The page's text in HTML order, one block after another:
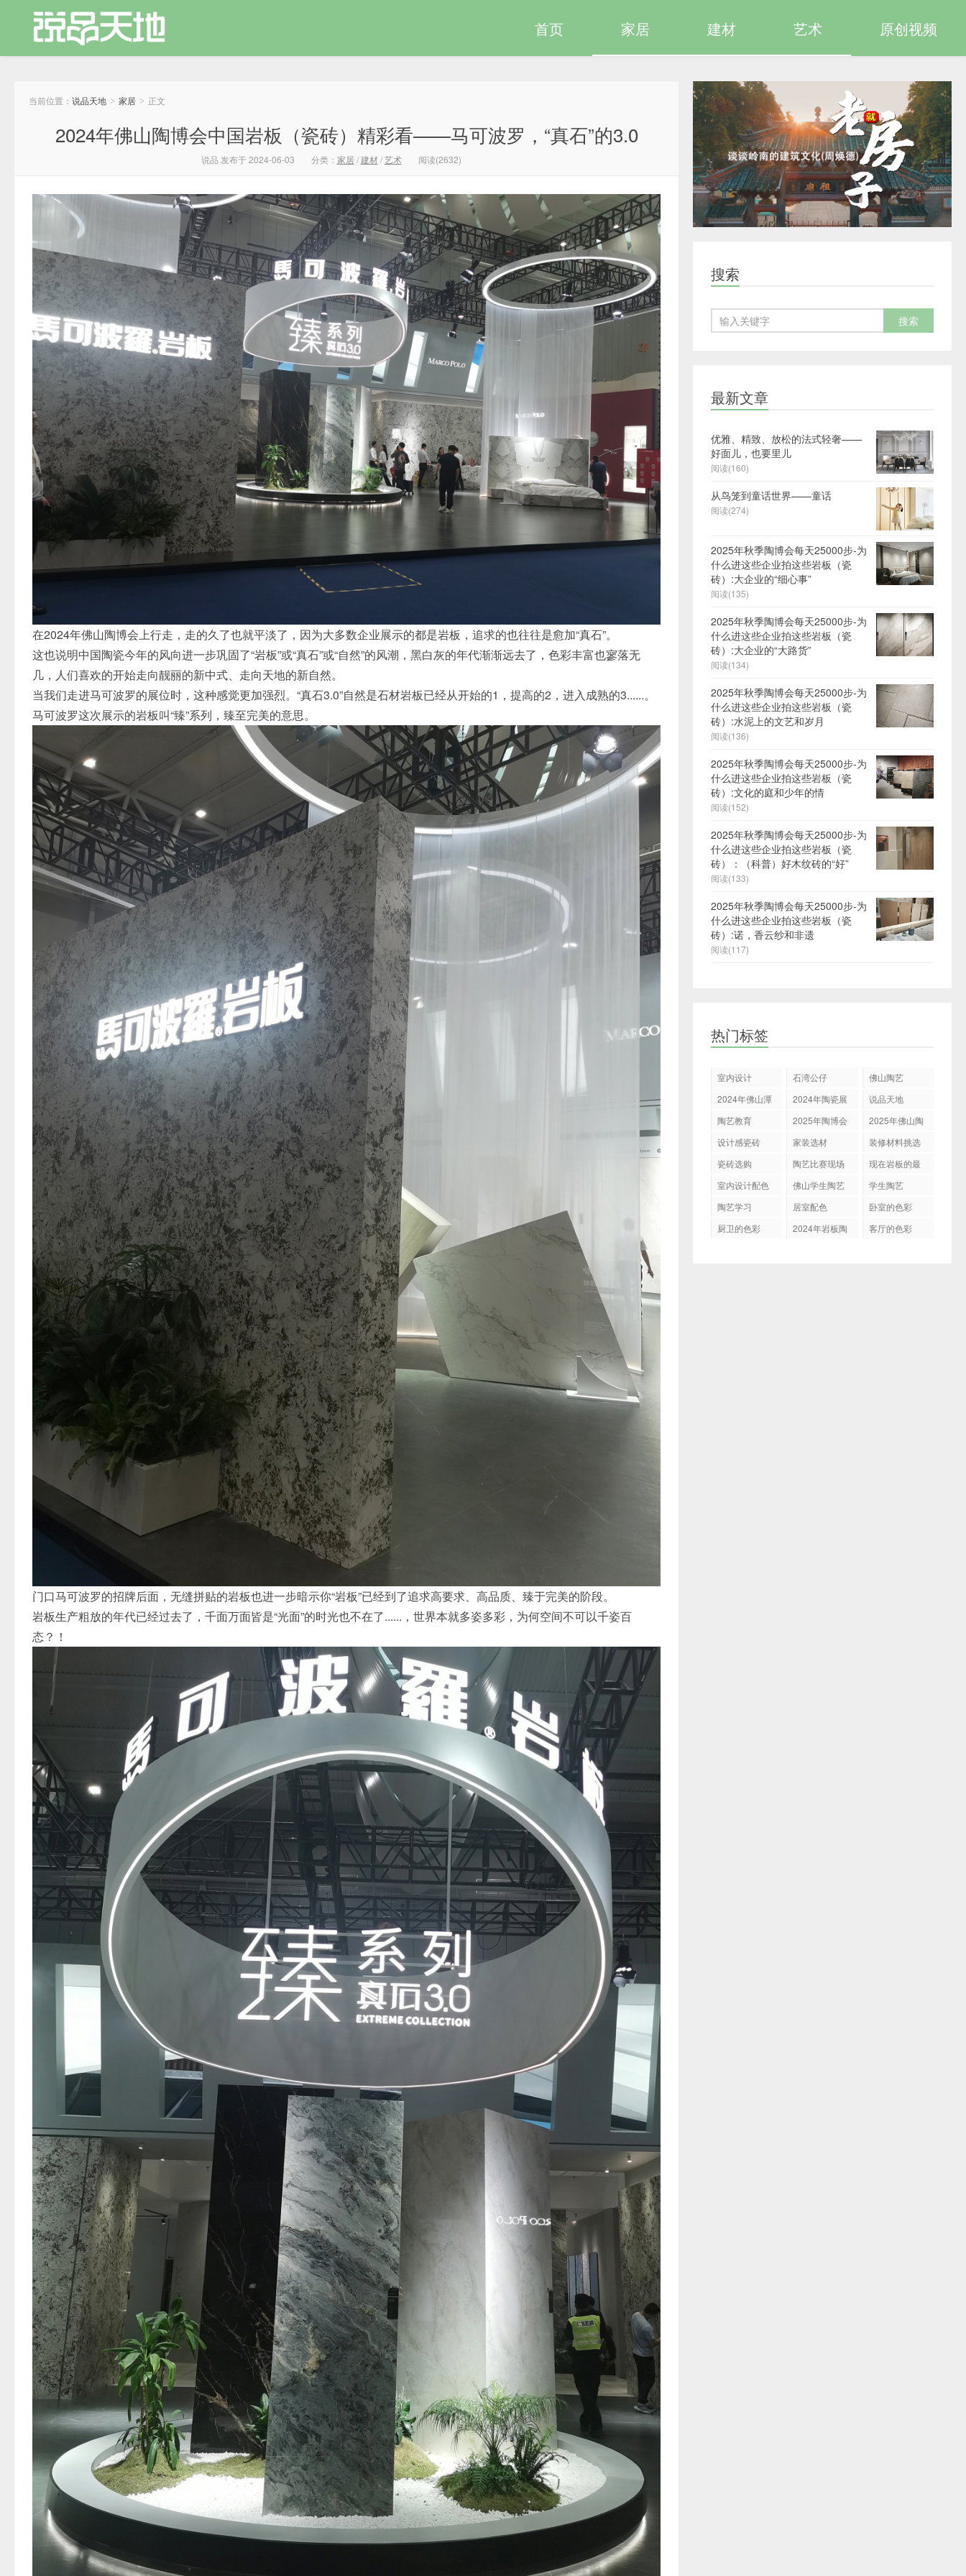
首页 家居 建材 艺术 原创视频
当前位置： 说品天地 > 家居 > 正文
2024年佛山陶博会中国岩板（瓷砖）精彩看——马可波罗，“真石”的3.0
说品 发布于 2024-06-03 分类： 家居/建材/艺术 阅读(2632)
在2024年佛山陶博会上行走，走的久了也就平淡了，因为大多数企业展示的都是岩板，追求的也往往是愈加“真石”。
这也说明中国陶瓷今年的风向进一步巩固了“岩板”或“真石”或“自然”的风潮，黑白灰的年代渐渐远去了，色彩丰富也寥落无
几，人们喜欢的开始走向靓丽的新中式、走向天地的新自然。
当我们走进马可波罗的展位时，这种感觉更加强烈。“真石3.0”自然是石材岩板已经从开始的1，提高的2，进入成熟的3......。
马可波罗这次展示的岩板叫“臻”系列，臻至完美的意思。
门口马可波罗的招牌后面，无缝拼贴的岩板也进一步暗示你“岩板”已经到了追求高要求、高品质、臻于完美的阶段。
岩板生产粗放的年代已经过去了，千面万面皆是“光面”的时光也不在了......，世界本就多姿多彩，为何空间不可以千姿百
态？！
搜索
最新文章
优雅、精致、放松的法式轻奢——
好面儿，也要里儿
阅读(160)
从鸟笼到童话世界——童话
阅读(274)
2025年秋季陶博会每天25000步-为
什么进这些企业拍这些岩板（瓷
砖）:大企业的“细心事”
阅读(135)
2025年秋季陶博会每天25000步-为
什么进这些企业拍这些岩板（瓷
砖）:大企业的“大路货”
阅读(134)
2025年秋季陶博会每天25000步-为
什么进这些企业拍这些岩板（瓷
砖）:水泥上的文艺和岁月
阅读(136)
2025年秋季陶博会每天25000步-为
什么进这些企业拍这些岩板（瓷
砖）:文化的庭和少年的情
阅读(152)
2025年秋季陶博会每天25000步-为
什么进这些企业拍这些岩板（瓷
砖）：（科普）好木纹砖的“好”
阅读(133)
2025年秋季陶博会每天25000步-为
什么进这些企业拍这些岩板（瓷
砖）:诺，香云纱和非遗
阅读(117)
热门标签
室内设计 石湾公仔
佛山陶艺
2024年佛山潭
2024年陶瓷展
说品天地
陶艺教育
2025年陶博会
2025年佛山陶
设计感瓷砖 家装选材
装修材料挑选
瓷砖选购
陶艺比赛现场
现在岩板的最
室内设计配色
佛山学生陶艺
学生陶艺
陶艺学习
居室配色
卧室的色彩
厨卫的色彩
2024年岩板陶
客厅的色彩